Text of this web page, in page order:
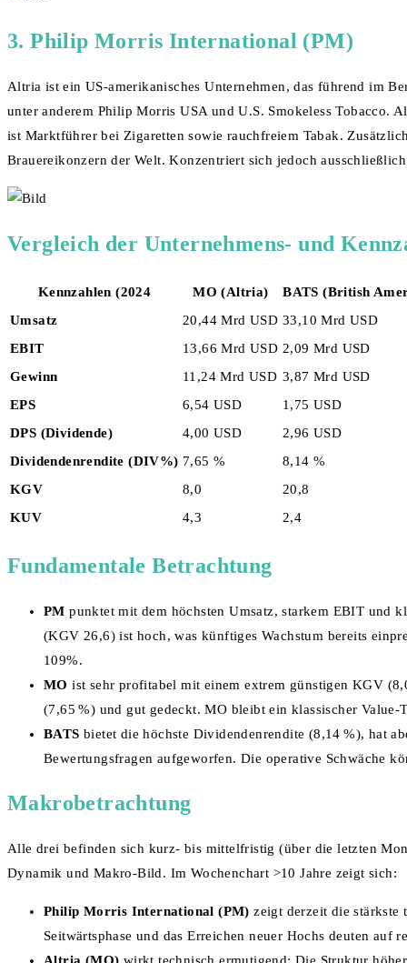
3. Philip Morris International (PM)
Altria ist ein US-amerikanisches Unternehmen, das führend im
unter anderem Philip Morris USA und U.S. Smokeless Tobacco.
ist Marktführer bei Zigaretten sowie rauchfreiem Tabak.
Brauereikonzern der Welt. Konzentriert sich jedoch
Vergleich der Unternehmens- und
Kennzahlen (2024 MO (Altria)
BATS (British
Umsatz
20,44 Mrd USD 33,10 Mrd USD
EBIT
13,66 Mrd USD 2,09 Mrd USD
Gewinn
11,24 Mrd USD 3,87 Mrd USD
EPS
6,54 USD
1,75 USD
DPS (Dividende)
4,00 USD
2,96 USD
Dividendenrendite (DIV%) 7,65 %
8,14 %
KGV
8,0
20,8
KUV
4,3 2,4
Fundamentale Betrachtung
PM punktet mit dem höchsten Umsatz, starkem EBIT und
(KGV 26,6) ist hoch, was künftiges Wachstum bereits
109%.
MO ist sehr profitabel mit einem extrem günstigen KGV
(7,65 %) und gut gedeckt. MO bleibt ein klassischer Value-
BATS bietet die höchste Dividendenrendite (8,14 %), hat
Bewertungsfragen aufgeworfen. Die operative Schwäche
Makrobetrachtung
Alle drei befinden sich kurz- bis mittelfristig (über die letzten
Dynamik und Makro-Bild. Im Wochenchart >10 Jahre zeigt sich:
Philip Morris International (PM) zeigt derzeit die stärkste
Seitwärtsphase und das Erreichen neuer Hochs deuten auf